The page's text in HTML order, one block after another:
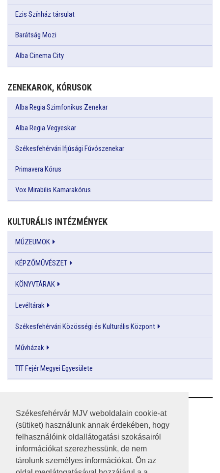
Székesfehérvár MJV weboldalain cookie-at
(sütiket) használunk annak érdekében, hogy
felhasználóink oldallátogatási szokásairól
információkat szerezhessünk, de nem
tárolunk személyes információkat. Ön az
Ezis Színház társulat
Barátság Mozi
Alba Cinema City
ZENEKAROK, KÓRUSOK
Alba Regia Szimfonikus Zenekar
Alba Regia Vegyeskar
Székesfehérvári Ifjúsági Fúvószenekar
Primavera Kórus
Vox Mirabilis Kamarakórus
KULTURÁLIS INTÉZMÉNYEK
MÚZEUMOK
KÉPZŐMŰVÉSZET
KÖNYVTÁRAK
Levéltárak
Székesfehérvári Közösségi és Kulturális Központ
Művházak
TIT Fejér Megyei Egyesülete
RSS
A HONLAP 2017.03.31-I ÁLLAPOTA
JOGI NYILATKOZAT
IMPRESSZUM